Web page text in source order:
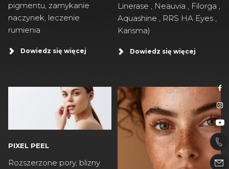
pigmentu, zamykanie
naczynek, leczenie
rumienia
Dowiedz się więcej
Linerase , Neauvia , Filorga ,
Aquashine , RRS HA Eyes ,
Karisma)
Dowiedz się więcej
PIXEL PEEL
Rozszerzone pory, blizny